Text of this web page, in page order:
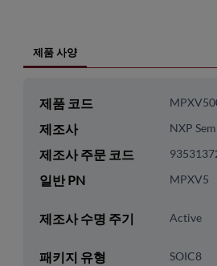
제품 사양
제품 코드
제조사 NXP
제조사 주문 코드
일반 PN MPXV5
제조사 수명 주기 Active
패키지 유형 SOIC8